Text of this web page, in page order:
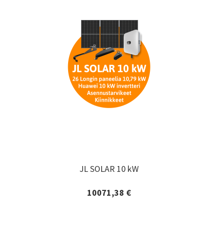
JL SOLAR 10 kW
10071,38 €
JL SOLAR 10 kW
Lisätiedot ja tilaaminen